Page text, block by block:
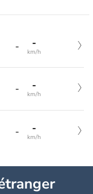
- -
km/h
- -
km/h
- -
km/h